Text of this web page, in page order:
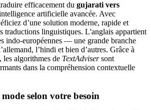
efficacement du gujarati vers
artificielle avancée. Avec
d’une solution moderne, rapide et
traductions linguistiques. L'anglais appartient
indo-européennes — une grande branche
l’hindi et bien d’autres. Grâce à
les algorithmes de TextAdvisersont
dans la compréhension contextuelle
selon votre besoin